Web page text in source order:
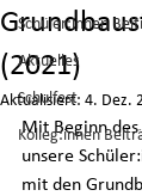
Schüler:innen
Aktuelles
Schulfest
Kolleg:innen
(2021)
Aktualisiert: 4. Dez.
Mit Beginn des
unsere
mit den